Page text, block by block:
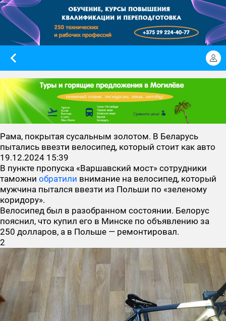
Рама, покрытая сусальным золотом. В Беларусь
пытались ввезти велосипед, который стоит как авто
19.12.2024 15:39
В пункте пропуска «Варшавский мост» сотрудники
таможни обратили внимание на велосипед, который
мужчина пытался ввезти из Польши по «зеленому
коридору».
Велосипед был в разобранном состоянии. Белорус
пояснил, что купил его в Минске по объявлению за
250 долларов, а в Польше — ремонтировал.
2